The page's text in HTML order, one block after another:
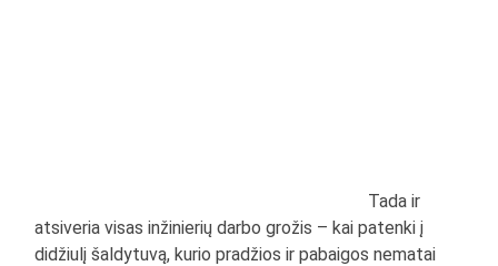
Tada ir
atsiveria visas inžinierių darbo grožis – kai patenki į
didžiulį šaldytuvą, kurio pradžios ir pabaigos nematai